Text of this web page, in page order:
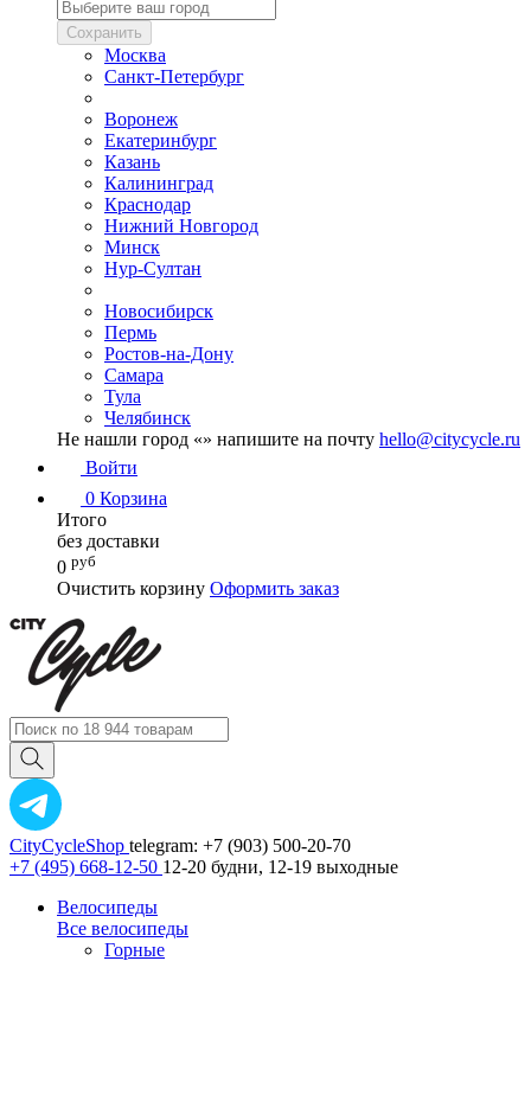
Сохранить
Москва
Санкт-Петербург
Воронеж
Екатеринбург
Казань
Калининград
Краснодар
Нижний Новгород
Минск
Нур-Султан
Новосибирск
Пермь
Ростов-на-Дону
Самара
Тула
Челябинск
Не нашли город «» напишите на почту hello@citycycle.ru
Войти
0 Корзина
Итого
без доставки
0 руб
Очистить корзину Оформить заказ
CityCycleShop telegram: +7 (903) 500-20-70
+7 (495) 668-12-50 12-20 будни, 12-19 выходные
Велосипеды
Все велосипеды
Горные